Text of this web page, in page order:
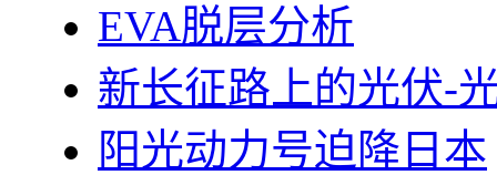
EVA脱层分析
新长征路上的光伏-
阳光动力号迫降日本